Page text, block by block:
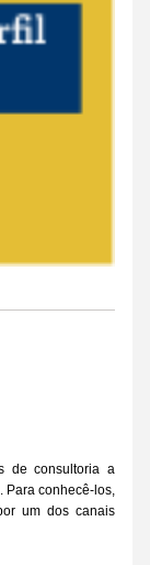
de consultoria a
Para conhecê-los,
um dos canais